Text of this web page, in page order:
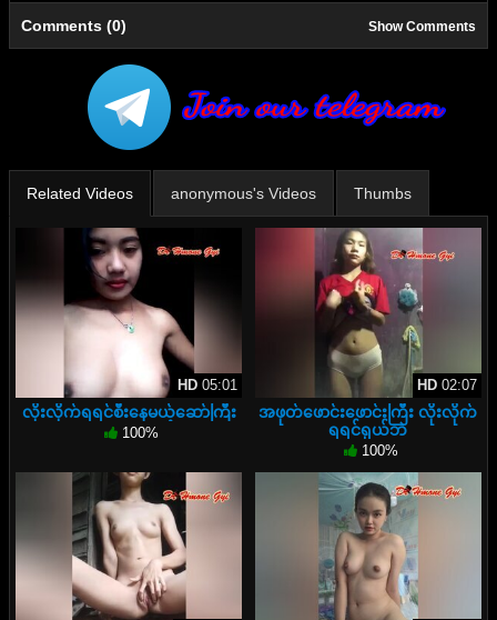
Comments (0) Show Comments
Related Videos anonymous's Videos Thumbs
HD05:01
လိုးလိုက်ရရင်စီးနေမယ့်ဆော်ကြီး
100%
HD02:07
အဖုတ်ဖောင်းဖောင်းကြီး လိုးလိုက်
ရရင်ရှယ်ဘဲ
100%